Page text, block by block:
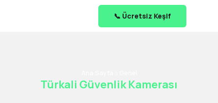
📞 Ücretsiz Keşif
Türkali Güvenlik Kamerası